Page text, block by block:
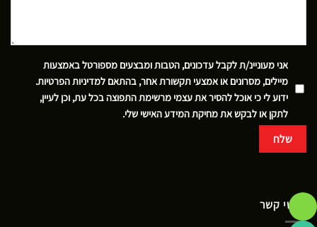
אני מעוניינ/ת לקבל עדכונים, הטבות ומבצעים מספורטל באמצעות
מיילים, מסרונים או אמצעי תקשורת אחר, בהתאם למדיניות הפרטיות.
ידוע לי כי אוכל להסיר את עצמי מרשימת התפוצה בכל עת, וכן לעיין,
לתקן או לבקש את מחיקת המידע האישי שלי.
פרטי קשר